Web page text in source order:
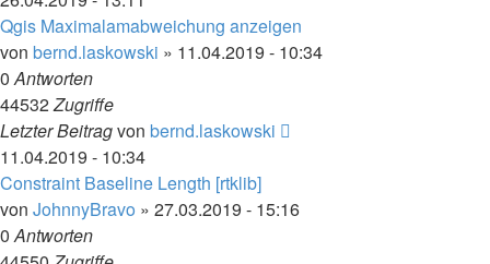
Qgis Maximalamabweichung anzeigen
von bernd.laskowski » 11.04.2019 - 10:34
0Antworten
44532Zugriffe
Letzter Beitragvon bernd.laskowski
11.04.2019 - 10:34
Constraint Baseline Length [rtklib]
von JohnnyBravo » 27.03.2019 - 15:16
0Antworten